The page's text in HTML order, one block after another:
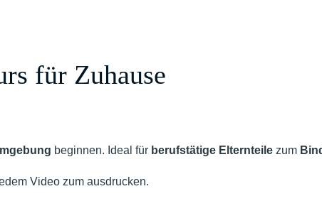
für Zuhause
beginnen. Ideal für berufstätige Elternteile zum
Video zum ausdrucken.